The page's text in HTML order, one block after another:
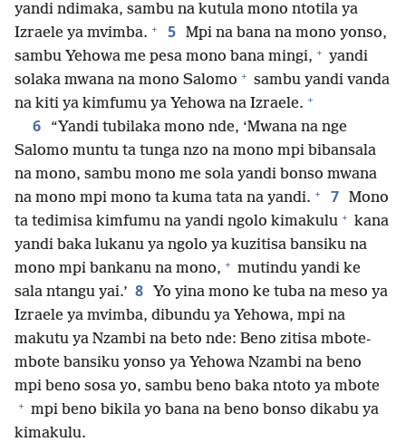
yandi ndimaka, sambu na kutula mono ntotila ya
Izraele ya mvimba. + 5 Mpi na bana na mono yonso,
sambu Yehowa me pesa mono bana mingi, + yandi
solaka mwana na mono Salomo + sambu yandi vanda
na kiti ya kimfumu ya Yehowa na Izraele. +
6
“Yandi tubilaka mono nde, ‘Mwana na nge
Salomo muntu ta tunga nzo na mono mpi bibansala
na mono, sambu mono me sola yandi bonso mwana
na mono mpi mono ta kuma tata na yandi. + 7 Mono
ta tedimisa kimfumu na yandi ngolo kimakulu + kana
yandi baka lukanu ya ngolo ya kuzitisa bansiku na
mono mpi bankanu na mono, + mutindu yandi ke
sala ntangu yai.’ 8
Yo yina mono ke tuba na meso ya
Izraele ya mvimba, dibundu ya Yehowa, mpi na
makutu ya Nzambi na beto nde: Beno zitisa mbote-
mbote bansiku yonso ya Yehowa Nzambi na beno
mpi beno sosa yo, sambu beno baka ntoto ya mbote
+ mpi beno bikila yo bana na beno bonso dikabu ya
kimakulu.